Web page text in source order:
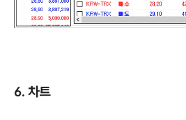
6. 차트